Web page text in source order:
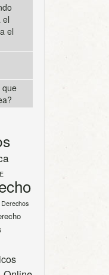
el
el
que
Derechos